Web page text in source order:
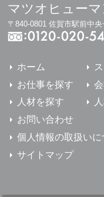
マツオヒュー
〒840-0801 佐賀市駅前中
ホーム
お仕事を探す
人材を探す
お問い合わせ
個人情報の取扱いに
サイトマップ